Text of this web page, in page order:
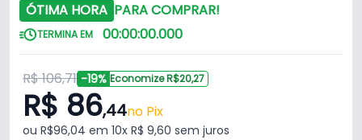
ÓTIMA HORA PARA COMPRAR!
TERMINA EM 00:00:00.000
R$ 106,71 -19% Economize R$20,27
R$ 86,44no Pix
ou R$96,04 em 10x R$ 9,60 sem juros